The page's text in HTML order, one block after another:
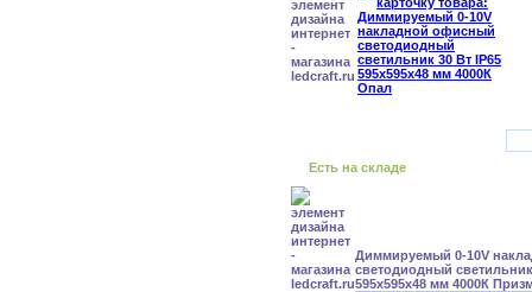
Есть на складе
Диммируемый 0-10V
светодиодный
595x595x48 мм 4000К